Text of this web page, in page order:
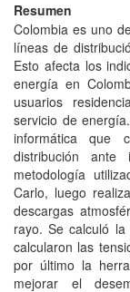
Resumen
Colombia es uno
líneas de
Esto afecta los
energía en
usuarios
servicio de
informática que
distribución ante
metodología
Carlo, luego
descargas
rayo. Se calculó
calcularon las
por último la
mejorar el